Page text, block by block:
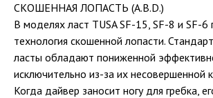
СКОШЕННАЯ ЛОПАСТЬ (A.B.D.)
В моделях ласт TUSA SF-15, SF-8 и SF-6
технология скошенной лопасти.
ласты обладают пониженной
исключительно из-за их несовершенной
Когда дайвер заносит ногу для гребка,